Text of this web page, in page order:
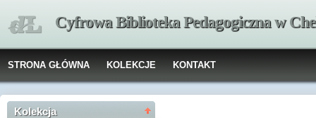
Cyfrowa Biblioteka Pedagogiczna w
STRONA GŁÓWNA KOLEKCJE KONTAKT
Kolekcja